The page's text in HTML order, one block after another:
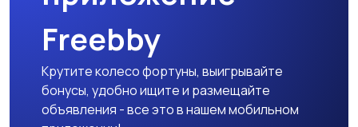
Freebby
Крутите колесо фортуны, выигрывайте
бонусы, удобно ищите и размещайте
объявления - все это в нашем мобильном